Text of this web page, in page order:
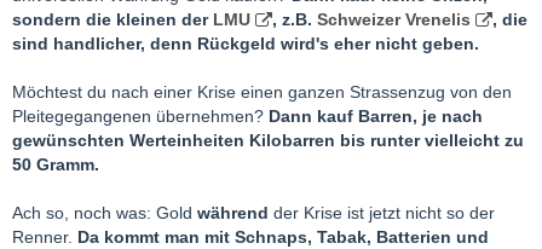
sondern die kleinen der LMU , z.B. Schweizer Vrenelis
, die
sind handlicher, denn Rückgeld wird's eher nicht geben.
Möchtest du nach einer Krise einen ganzen Strassenzug von den
Pleitegegangenen übernehmen? Dann kauf Barren, je nach
gewünschten Werteinheiten Kilobarren bis runter vielleicht zu
50 Gramm.
Ach so, noch was: Gold während der Krise ist jetzt nicht so der
Renner. Da kommt man mit Schnaps, Tabak, Batterien und